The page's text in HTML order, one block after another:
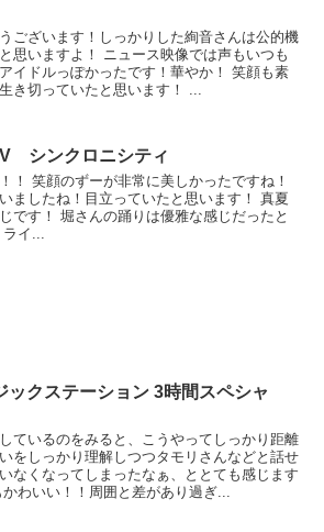
ございます！しっかりした絢音さんは公的機
思いますよ！ ニュース映像では声もいつも
イドルっぽかったです！華やか！ 笑顔も素
き切っていたと思います！ ...
シンクロニシティ
！ 笑顔のずーが非常に美しかったですね！
ましたね！目立っていたと思います！ 真夏
です！ 堀さんの踊りは優雅な感じだったと
ライ...
クステーション 3時間スペシャ
ているのをみると、こうやってしっかり距離
をしっかり理解しつつタモリさんなどと話せ
なくなってしまったなぁ、ととても感じます
わいい！！周囲と差があり過ぎ...